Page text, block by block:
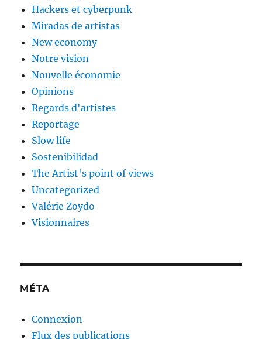
Hackers et cyberpunk
Miradas de artistas
New economy
Notre vision
Nouvelle économie
Opinions
Regards d'artistes
Reportage
Slow life
Sostenibilidad
The Artist's point of views
Uncategorized
Valérie Zoydo
Visionnaires
MÉTA
Connexion
Flux des publications